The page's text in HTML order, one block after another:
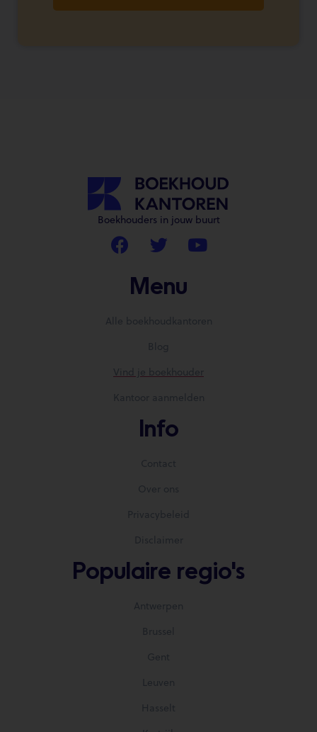
Boekhouders in jouw buurt
Menu
Alle boekhoudkantoren
Blog
Vind je boekhouder
Kantoor aanmelden
Info
Contact
Over ons
Privacybeleid
Disclaimer
Populaire regio's
Antwerpen
Brussel
Gent
Leuven
Hasselt